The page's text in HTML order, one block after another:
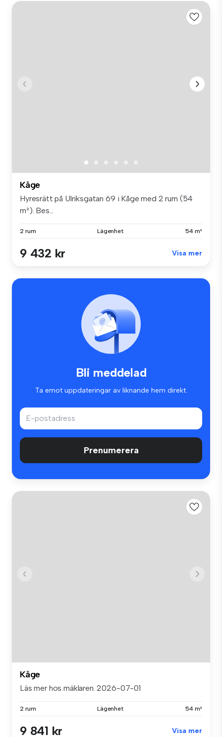
Kåge
Hyresrätt på Ulriksgatan 69 i Kåge med 2 rum (54
m²). Bes...
2 rum Lägenhet 54 m²
9 432 kr Visa mer
Bli meddelad
Ta emot uppdateringar av liknande hem direkt.
Prenumerera
Kåge
Läs mer hos mäklaren. 2026-07-01
2 rum Lägenhet 54 m²
9 841 kr Visa mer